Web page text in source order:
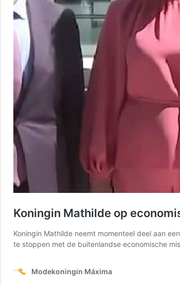
Koningin Mathilde op
Koningin Mathilde neemt momenteel deel aan
te stoppen met de buitenlandse economische
Modekoningin Máxima